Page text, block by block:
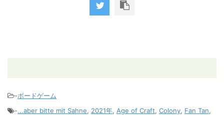
-ボードゲーム
-...aber bitte mit Sahne, 2021年, Age of Craft, Colony, Fan Tan,